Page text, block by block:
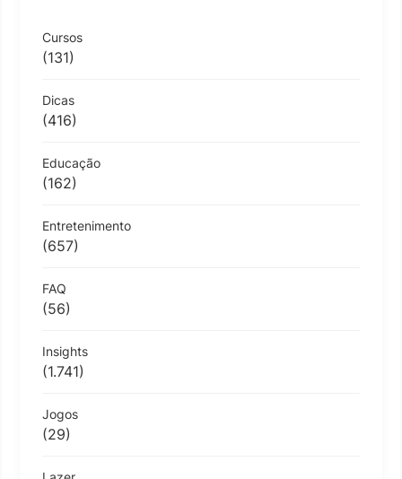
Cursos
(131)
Dicas
(416)
Educação
(162)
Entretenimento
(657)
FAQ
(56)
Insights
(1.741)
Jogos
(29)